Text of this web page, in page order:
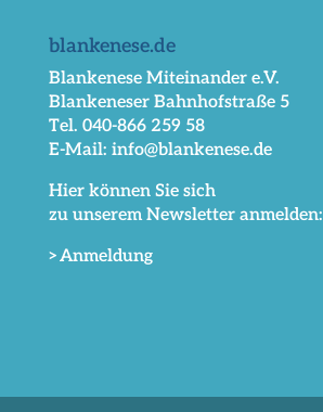
blankenese.de
Blankenese Miteinander e.V.
Blankeneser Bahnhofstraße 5
Tel. 040-866 259 58
E-Mail: info@blankenese.de
Hier können Sie sich
zu unserem Newsletter anmelden:
>Anmeldung